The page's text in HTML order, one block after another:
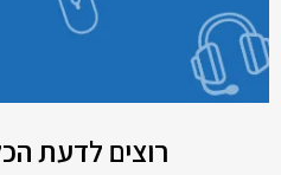
רוצים לדעת